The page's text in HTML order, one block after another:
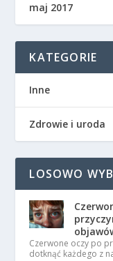
maj 2017
KATEGORIE
Inne
Zdrowie i uroda
LOSOWO
Czerwone oczy po
dotknąć każdego z